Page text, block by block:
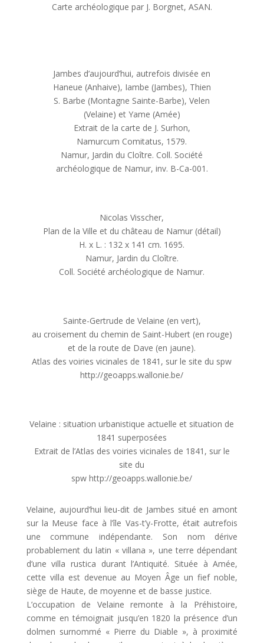
Carte archéologique par J. Borgnet, ASAN.
Jambes d’aujourd’hui, autrefois divisée en
Haneue (Anhaive), Iambe (Jambes), Thien
S. Barbe (Montagne Sainte-Barbe), Velen
(Velaine) et Yame (Amée)
Extrait de la carte de J. Surhon,
Namurcum Comitatus, 1579.
Namur, Jardin du Cloître. Coll. Société
archéologique de Namur, inv. B-Ca-001.
Nicolas Visscher,
Plan de la Ville et du château de Namur (détail)
H. x L. : 132 x 141 cm. 1695.
Namur, Jardin du Cloître.
Coll. Société archéologique de Namur.
Sainte-Gertrude de Velaine (en vert),
au croisement du chemin de Saint-Hubert (en rouge)
et de la route de Dave (en jaune).
Atlas des voiries vicinales de 1841, sur le site du spw
http://geoapps.wallonie.be/
Velaine : situation urbanistique actuelle et situation de
1841 superposées
Extrait de l’Atlas des voiries vicinales de 1841, sur le
site du
spw http://geoapps.wallonie.be/
Velaine, aujourd’hui lieu-dit de Jambes situé en amont
sur la Meuse face à l’île Vas-t’y-Frotte, était autrefois
une commune indépendante. Son nom dérive
probablement du latin « villana », une terre dépendant
d’une villa rustica durant l’Antiquité. Située à Amée,
cette villa est devenue au Moyen Âge un fief noble,
siège de Haute, de moyenne et de basse justice.
L’occupation de Velaine remonte à la Préhistoire,
comme en témoignait jusqu’en 1820 la présence d’un
dolmen surnommé « Pierre du Diable », à proximité